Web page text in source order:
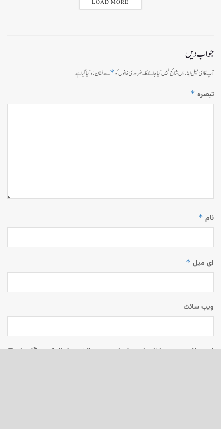
LOAD MORE
جواب دیں
آپ کا ای میل ایڈریس شائع نہیں کیا جائے گا۔ضروری خانوں کو*سے نشان زد کیا گیا ہے
تبصرہ *
نام *
ای میل *
ویب‌ سائٹ
اس براؤزر میں میرا نام، ای میل، اور ویب سائٹ محفوظ رکھیں اگلی بار